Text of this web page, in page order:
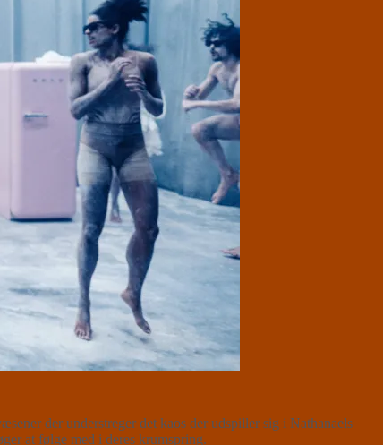
der understreger det kaos der udspiller sig i Nathanaels
at følge med i deres krumspring.